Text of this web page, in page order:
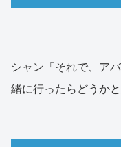
シャン「それで、ア
緒に行ったらどうかと